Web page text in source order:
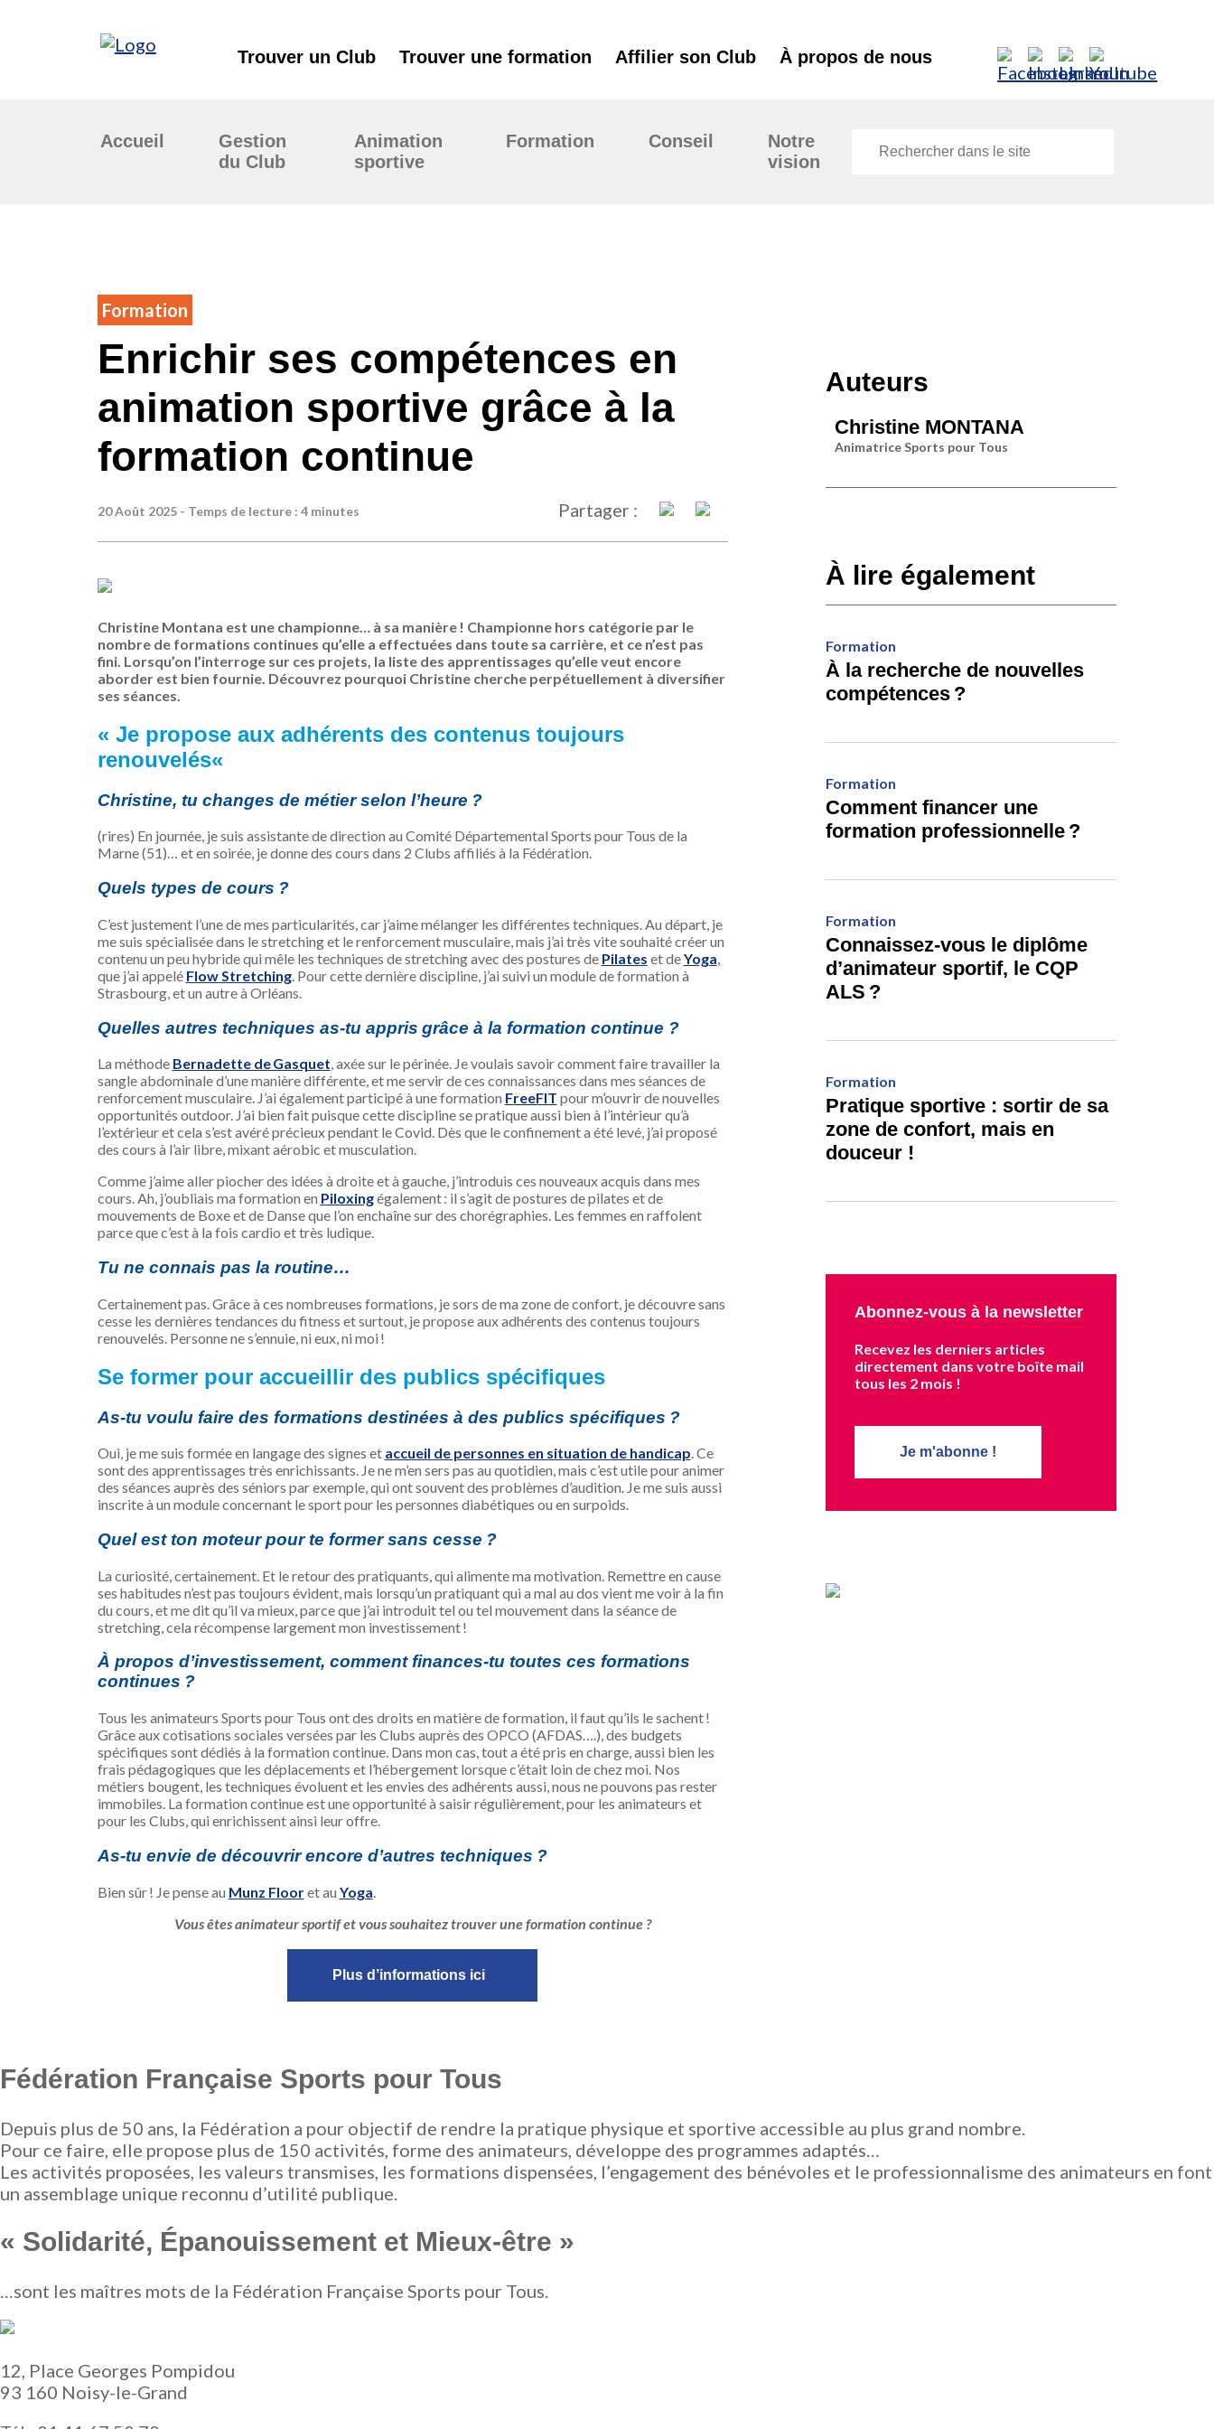
Trouver un Club Trouver une formation Affilier son Club À propos de nous
Accueil
Gestion
du Club
Animation
sportive
Formation Conseil
Notre
vision
Formation
Enrichir ses compétences en
animation sportive grâce à la
formation continue
20 Août 2025 - Temps de lecture : 4 minutes Partager :
Christine Montana est une championne…à sa manière! Championne hors catégoriepar le
nombre de formations continues qu’elle a effectuées dans toute sa carrière, et ce n’est pas
fini. Lorsqu’on l’interroge sur ces projets, la liste des apprentissages qu’elle veut encore
aborder est bien fournie. Découvrez pourquoi Christine cherche perpétuellement à diversifier
ses séances.
« Je propose aux adhérents des contenus toujours
renouvelés«
Christine, tu changes de métier selon l’heure ?
(rires) En journée, je suis assistante de direction au Comité Départemental Sports pour Tous de la
Marne (51)… et en soirée, je donne des cours dans 2 Clubs affiliés à la Fédération.
Quels types de cours ?
C’est justement l’une de mes particularités, car j’aime mélanger les différentes techniques. Au départ, je
me suis spécialisée dans le stretching et le renforcement musculaire, mais j’ai très vite souhaité créer un
contenu un peu hybride qui mêle les techniques de stretching avec des postures de Pilates et deYoga,
que j’ai appelé Flow Stretching.Pour cette dernière discipline, j’ai suivi un module de formation à
Strasbourg, et un autre à Orléans.
Quelles autres techniques as-tu appris grâce à la formation continue ?
La méthode Bernadette de Gasquet, axée sur le périnée. Je voulais savoir comment faire travailler la
sangle abdominale d’une manière différente, et me servir de ces connaissances dans mes séances de
renforcement musculaire. J’ai également participé à une formation FreeFIT pour m’ouvrir de nouvelles
opportunités outdoor. J’ai bien fait puisque cette discipline se pratique aussi bien à l’intérieur qu’à
l’extérieur et cela s’est avéré précieux pendant le Covid. Dès que le confinement a été levé, j’ai proposé
des cours à l’air libre, mixant aérobic et musculation.
Comme j’aime aller piocher des idées à droite et à gauche, j’introduis ces nouveaux acquis dans mes
cours. Ah, j’oubliais ma formation en Piloxingégalement : il s’agit de postures de pilates et de
mouvements de Boxe et de Danse que l’on enchaîne sur des chorégraphies. Les femmes en raffolent
parce que c’est à la fois cardio et très ludique.
Tu ne connais pas la routine…
Certainement pas. Grâce à ces nombreuses formations, je sors de ma zone de confort, je découvre sans
cesse les dernières tendances du fitness et surtout, je propose aux adhérents des contenus toujours
renouvelés. Personne ne s’ennuie, ni eux, ni moi !
Se former pour accueillir des publics spécifiques
As-tu voulu faire des formations destinées à des publics spécifiques ?
Oui, je me suis formée en langage des signes et accueil de personnes en situation de handicap. Ce
sont des apprentissages très enrichissants. Je ne m’en sers pas au quotidien, mais c’est utile pour animer
des séances auprès des séniors par exemple, qui ont souvent des problèmes d’audition. Je me suis aussi
inscrite à un module concernant le sport pour les personnes diabétiques ou en surpoids.
Quel est ton moteur pour te former sans cesse ?
La curiosité, certainement. Et le retour des pratiquants, qui alimente ma motivation. Remettre en cause
ses habitudes n’est pas toujours évident, mais lorsqu’un pratiquant qui a mal au dos vient me voir à la fin
du cours, et me dit qu’il va mieux, parce que j’ai introduit tel ou tel mouvement dans la séance de
stretching, cela récompense largement mon investissement !
À propos d’investissement, comment finances-tu toutes ces formations
continues ?
Tous les animateurs Sports pour Tous ont des droits en matière de formation, il faut qu’ils le sachent !
Grâce aux cotisations sociales versées par les Clubs auprès des OPCO (AFDAS….), des budgets
spécifiques sont dédiés à la formation continue. Dans mon cas, tout a été pris en charge, aussi bien les
frais pédagogiques que les déplacements et l’hébergement lorsque c’était loin de chez moi. Nos
métiers bougent, les techniques évoluent et les envies des adhérents aussi, nous ne pouvons pas rester
immobiles. La formation continue est une opportunité à saisir régulièrement, pour les animateurs et
pour les Clubs, qui enrichissent ainsi leur offre.
As-tu envie de découvrir encore d’autres techniques ?
Bien sûr ! Je pense au Munz Flooret au Yoga
Vous êtes animateur sportif et vous souhaitez trouver une formation continue ?
Plus d’informations ici
Auteurs
Christine MONTANA
Animatrice Sports pour Tous
À lire également
Formation
À la recherche de nouvelles
compétences ?
Formation
Comment financer une
formation professionnelle ?
Formation
Connaissez-vous le diplôme
d’animateur sportif, le CQP
ALS ?
Formation
Pratique sportive : sortir de sa
zone de confort, mais en
douceur !
Abonnez-vous à la newsletter
Recevez les derniers articles
directement dans votre boîte mail
tous les 2 mois !
Je m'abonne !
Fédération Française Sports pour Tous
Depuis plus de 50 ans, la Fédération a pour objectif de rendre la pratique physique et sportive accessible au plus grand nombre.
Pour ce faire, elle propose plus de 150 activités, forme des animateurs, développe des programmes adaptés…
Les activités proposées, les valeurs transmises, les formations dispensées, l’engagement des bénévoles et le professionnalisme des animateurs en font
un assemblage unique reconnu d’utilité publique.
« Solidarité, Épanouissement et Mieux-être »
…sont les maîtres mots de la Fédération Française Sports pour Tous.
12, Place Georges Pompidou
93 160 Noisy-le-Grand